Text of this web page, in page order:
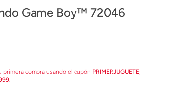
Game Boy™ 72046
compra usando el cupón PRIMERJUGUETE,
.